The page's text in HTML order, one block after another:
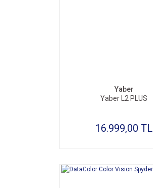
Yaber
Yaber L2 PLUS
16.999,00 TL